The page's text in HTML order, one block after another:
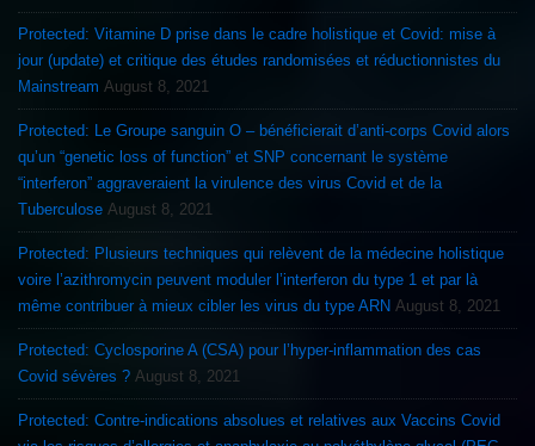
Protected: Vitamine D prise dans le cadre holistique et Covid: mise à
jour (update) et critique des études randomisées et réductionnistes du
Mainstream August 8, 2021
Protected: Le Groupe sanguin O – bénéficierait d’anti-corps Covid alors
qu’un “genetic loss of function” et SNP concernant le système
“interferon” aggraveraient la virulence des virus Covid et de la
Tuberculose August 8, 2021
Protected: Plusieurs techniques qui relèvent de la médecine holistique
voire l’azithromycin peuvent moduler l’interferon du type 1 et par là
même contribuer à mieux cibler les virus du type ARN August 8, 2021
Protected: Cyclosporine A (CSA) pour l’hyper-inflammation des cas
Covid sévères ? August 8, 2021
Protected: Contre-indications absolues et relatives aux Vaccins Covid